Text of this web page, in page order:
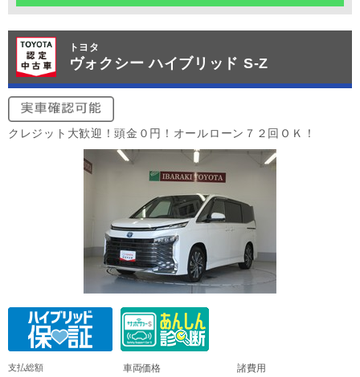
トヨタ
ヴォクシー ハイブリッド S-Z
クレジット大歓迎！頭金０円！オールローン７２回ＯＫ！
支払総額 車両価格 諸費用